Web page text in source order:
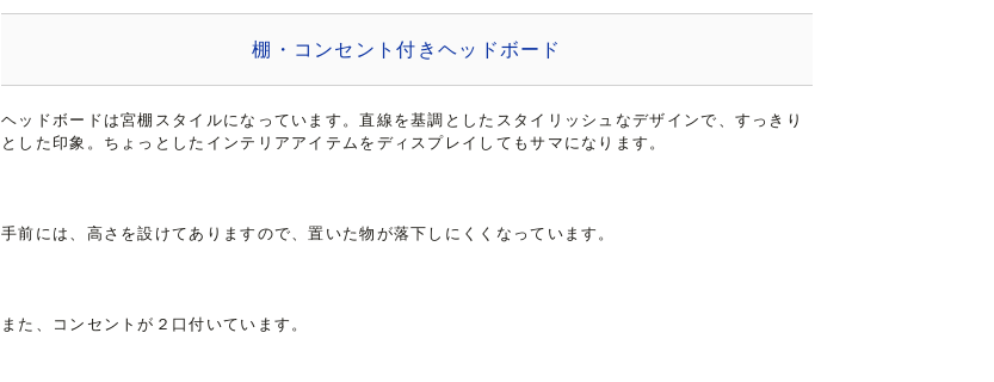
棚・コンセント付きヘッドボード
ヘッドボードは宮棚スタイルになっています。直線を基調としたスタイリッシュなデザインで、すっきり
とした印象。ちょっとしたインテリアアイテムをディスプレイしてもサマになります。
手前には、高さを設けてありますので、置いた物が落下しにくくなっています。
また、コンセントが２口付いています。